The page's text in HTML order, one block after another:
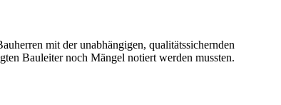
mit der unabhängigen, qualitätssichernden
Bauleiter noch Mängel notiert werden mussten.